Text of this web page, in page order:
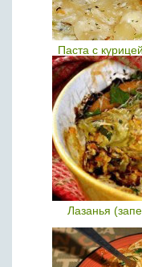
Паста с
Лазанья